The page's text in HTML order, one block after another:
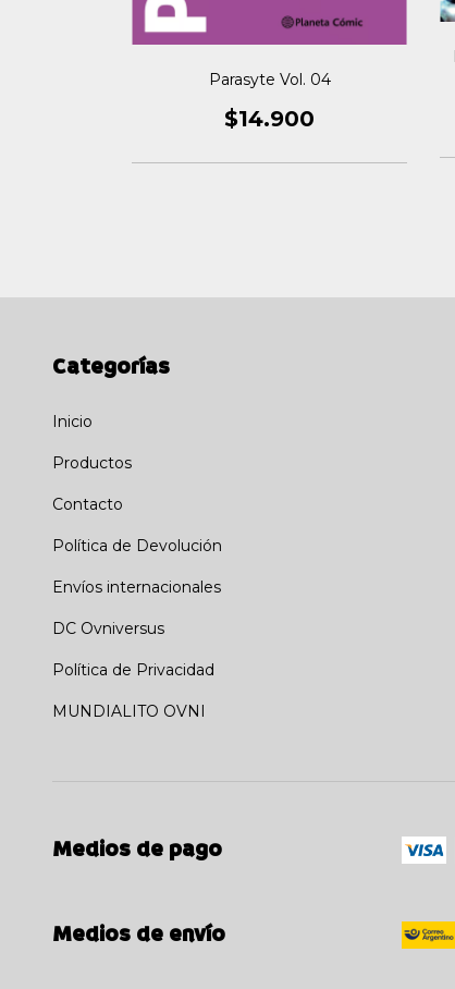
Parasyte Vol. 04
$14.900
Categorías
Inicio
Productos
Contacto
Política de Devolución
Envíos internacionales
DC Ovniversus
Política de Privacidad
MUNDIALITO OVNI
Medios de pago
Medios de envío